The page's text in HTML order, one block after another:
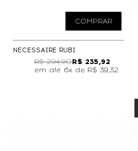
COMPRAR
NECESSAIRE RUBI
R$ 294,90R$ 235,92
6x de R$ 39,32